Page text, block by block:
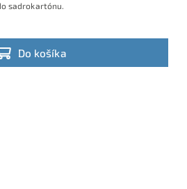
Do košíka
sadrokartónu.